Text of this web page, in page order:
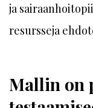
ja
resursseja
Mallin on